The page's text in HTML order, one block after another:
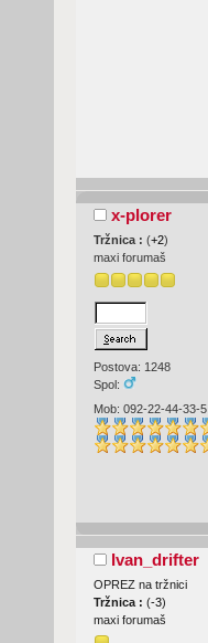
x-plorer
Tržnica : (+2)
maxi forumaš
Postova: 1248
Spol:
Mob: 092-22-44-33-5
Ivan_drifter
OPREZ na tržnici
Tržnica : (-3)
maxi forumaš